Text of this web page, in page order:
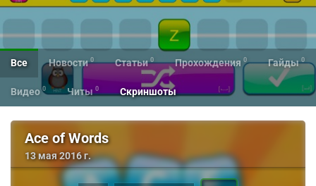
Все Новости 0 Статьи 0 Прохождения 0 Гайды 0
Видео 0 Читы 0 Скриншоты
Ace of Words
13 мая 2016 г.